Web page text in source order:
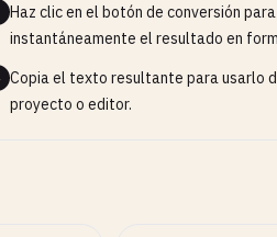
Haz clic en el botón de conversión
instantáneamente el resultado en
Copia el texto resultante para usarlo
proyecto o editor.